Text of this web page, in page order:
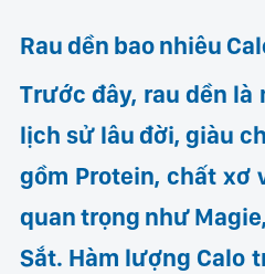
Rau dền bao nhiêu
Trước đây, rau dền là
lịch sử lâu đời, giàu
gồm Protein, chất xơ
quan trọng như
Sắt. Hàm lượng Calo